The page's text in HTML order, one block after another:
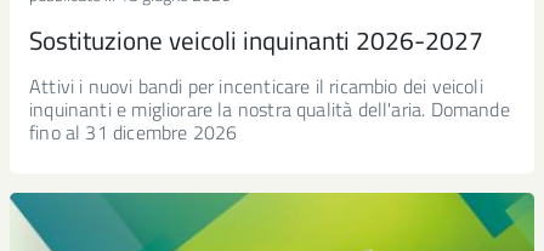
Sostituzione veicoli inquinanti 2026-2027
Attivi i nuovi bandi per incenticare il ricambio dei veicoli
inquinanti e migliorare la nostra qualità dell'aria. Domande
fino al 31 dicembre 2026